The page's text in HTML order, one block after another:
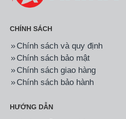
CHÍNH SÁCH
Chính sách và quy định
Chính sách bảo mật
Chính sách giao hàng
Chính sách bảo hành
HƯỚNG DẪN